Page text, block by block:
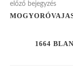
előző bejegyzés
1664